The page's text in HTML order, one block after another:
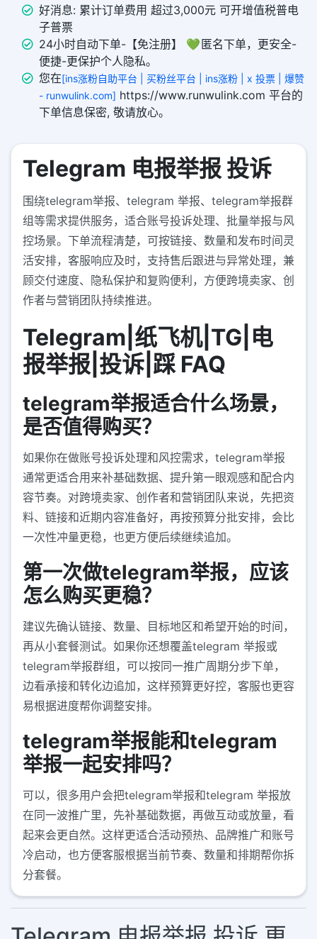
好消息: 累计订单费用 超过3,000元 可开增值税普电
子普票
24小时自动下单-【免注册】 💚 匿名下单，更安全-
便捷-更保护个人隐私。
您在[ins涨粉自助平台 | 买粉丝平台 | ins涨粉 | x 投票 | 爆赞
- runwulink.com] https://www.runwulink.com 平台的
下单信息保密, 敬请放心。
Telegram 电报举报 投诉
围绕telegram举报、telegram 举报、telegram举报群
组等需求提供服务，适合账号投诉处理、批量举报与风
控场景。下单流程清楚，可按链接、数量和发布时间灵
活安排，客服响应及时，支持售后跟进与异常处理，兼
顾交付速度、隐私保护和复购便利，方便跨境卖家、创
作者与营销团队持续推进。
Telegram|纸飞机|TG|电
报举报|投诉|踩 FAQ
telegram举报适合什么场景，
是否值得购买？
如果你在做账号投诉处理和风控需求，telegram举报
通常更适合用来补基础数据、提升第一眼观感和配合内
容节奏。对跨境卖家、创作者和营销团队来说，先把资
料、链接和近期内容准备好，再按预算分批安排，会比
一次性冲量更稳，也更方便后续继续追加。
第一次做telegram举报，应该
怎么购买更稳？
建议先确认链接、数量、目标地区和希望开始的时间，
再从小套餐测试。如果你还想覆盖telegram 举报或
telegram举报群组，可以按同一推广周期分步下单，
边看承接和转化边追加，这样预算更好控，客服也更容
易根据进度帮你调整安排。
telegram举报能和telegram
举报一起安排吗？
可以，很多用户会把telegram举报和telegram 举报放
在同一波推广里，先补基础数据，再做互动或放量，看
起来会更自然。这样更适合活动预热、品牌推广和账号
冷启动，也方便客服根据当前节奏、数量和排期帮你拆
分套餐。